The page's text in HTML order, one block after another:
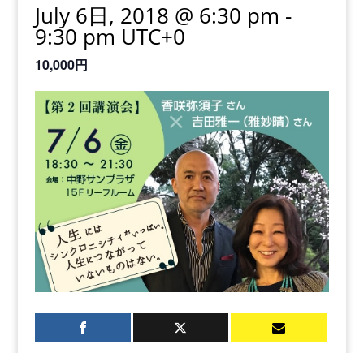
July 6日, 2018 @ 6:30 pm -
9:30 pm UTC+0
10,000円